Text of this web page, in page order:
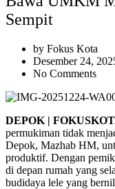
Sempit
by Fokus Kota
Desember 24,
No Comments
DEPOK |
permukiman tidak
Depok, Mazhab HM,
produktif. Dengan
di depan rumah yang
budidaya lele yang